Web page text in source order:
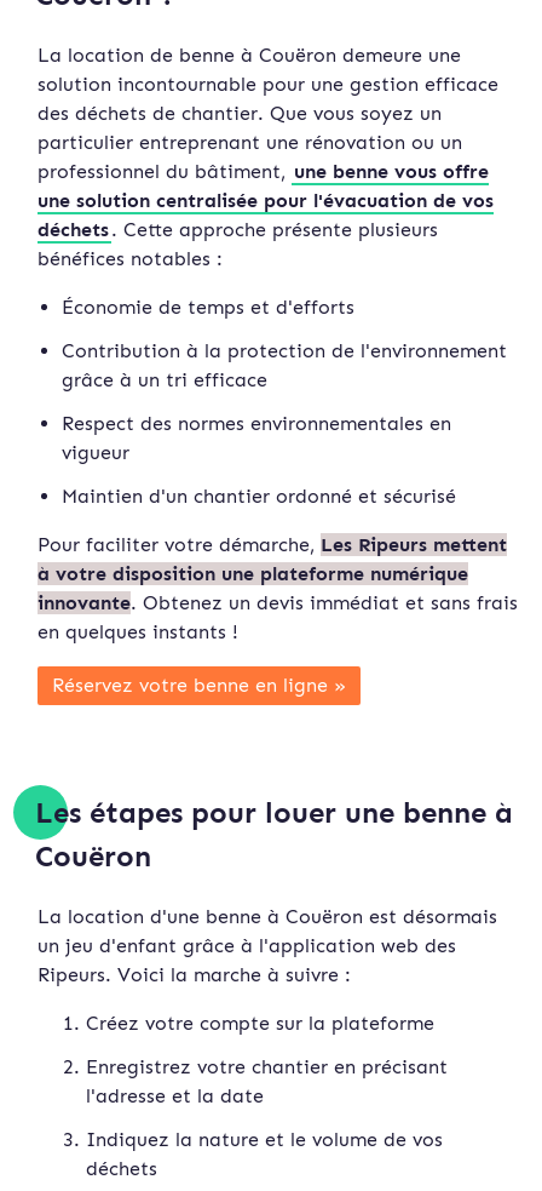
La location de benne à Couëron demeure une
solution incontournable pour une gestion efficace
des déchets de chantier. Que vous soyez un
particulier entreprenant une rénovation ou un
professionnel du bâtiment, une benne vous offre
une solution centralisée pour l'évacuation de vos
déchets. Cette approche présente plusieurs
bénéfices notables :
Économie de temps et d'efforts
Contribution à la protection de l'environnement
grâce à un tri efficace
Respect des normes environnementales en
vigueur
Maintien d'un chantier ordonné et sécurisé
Pour faciliter votre démarche, Les Ripeurs mettent
à votre disposition une plateforme numérique
innovante. Obtenez un devis immédiat et sans frais
en quelques instants !
Réservez votre benne en ligne »
Les étapes pour louer une benne à
Couëron
La location d'une benne à Couëron est désormais
un jeu d'enfant grâce à l'application web des
Ripeurs. Voici la marche à suivre :
Créez votre compte sur la plateforme
Enregistrez votre chantier en précisant
l'adresse et la date
Indiquez la nature et le volume de vos
déchets